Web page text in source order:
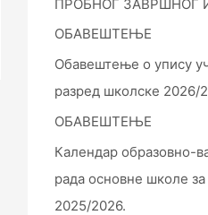
ПРОБНОГ ЗАВРШНОГ
ОБАВЕШТЕЊЕ
Обавештење о упису
разред школске 2026/
ОБАВЕШТЕЊЕ
Календар образовно-
рада основне школе
2025/2026.